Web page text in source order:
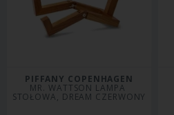
PIFFANY COPENHAGEN
MR. WATTSON LAMPA
STOŁOWA, DREAM CZERWONY